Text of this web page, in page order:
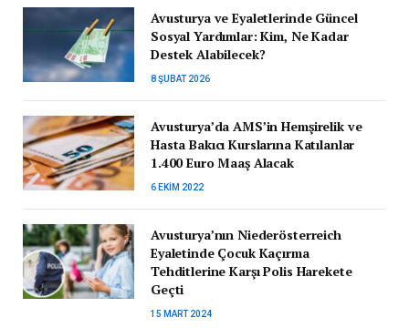
Avusturya ve Eyaletlerinde Güncel
Sosyal Yardımlar: Kim, Ne Kadar
Destek Alabilecek?
8 ŞUBAT 2026
Avusturya’da AMS’in Hemşirelik ve
Hasta Bakıcı Kurslarına Katılanlar
1.400 Euro Maaş Alacak
6 EKIM 2022
Avusturya’nın Niederösterreich
Eyaletinde Çocuk Kaçırma
Tehditlerine Karşı Polis Harekete
Geçti
15 MART 2024